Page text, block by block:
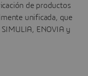
de productos
unificada, que
ENOVIA y